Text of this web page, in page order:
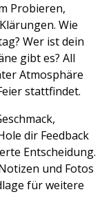
Probieren,
Wie
Wer ist dein
gibt es? All
Atmosphäre
stattfindet.
dir Feedback
Entscheidung.
und Fotos
für weitere